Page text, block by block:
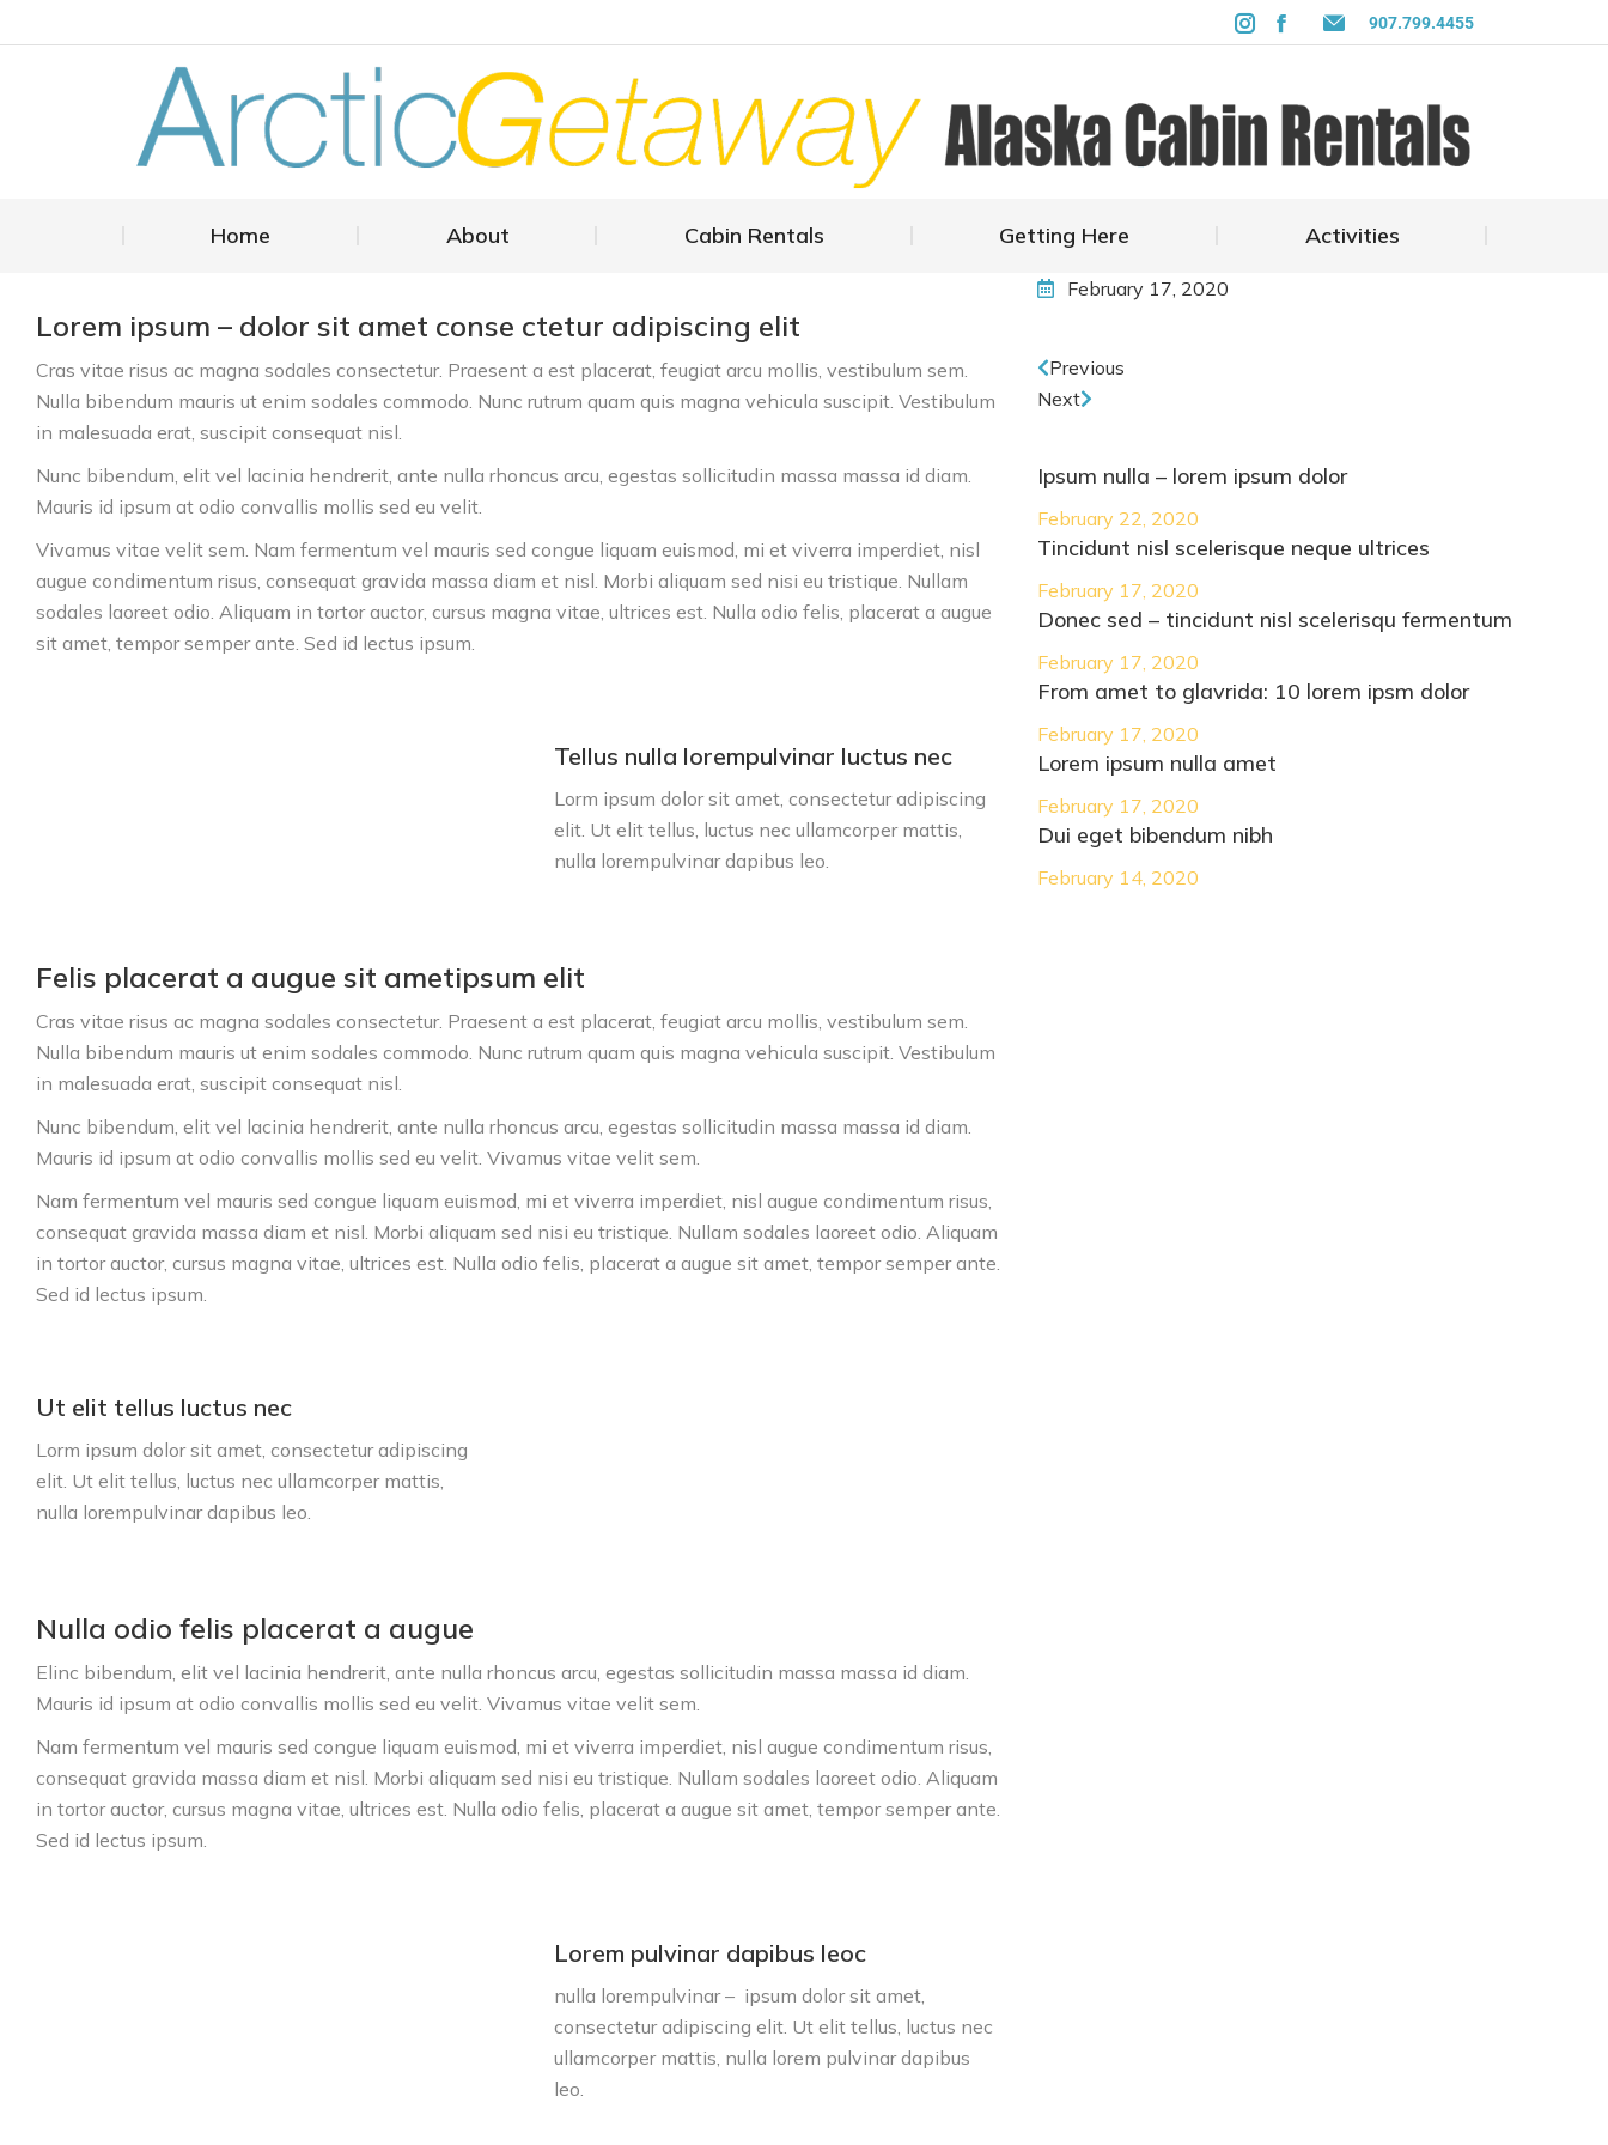
907.799.4455
Home About Cabin Rentals Getting Here Activities
Lorem ipsum – dolor sit amet conse ctetur adipiscing elit
Cras vitae risus ac magna sodales consectetur. Praesent a est placerat, feugiat arcu mollis, vestibulum sem.
Nulla bibendum mauris ut enim sodales commodo. Nunc rutrum quam quis magna vehicula suscipit. Vestibulum
in malesuada erat, suscipit consequat nisl.
Nunc bibendum, elit vel lacinia hendrerit, ante nulla rhoncus arcu, egestas sollicitudin massa massa id diam.
Mauris id ipsum at odio convallis mollis sed eu velit.
Vivamus vitae velit sem. Nam fermentum vel mauris sed congue liquam euismod, mi et viverra imperdiet, nisl
augue condimentum risus, consequat gravida massa diam et nisl. Morbi aliquam sed nisi eu tristique. Nullam
sodales laoreet odio. Aliquam in tortor auctor, cursus magna vitae, ultrices est. Nulla odio felis, placerat a augue
sit amet, tempor semper ante. Sed id lectus ipsum.
Tellus nulla lorempulvinar luctus nec
Lorm ipsum dolor sit amet, consectetur adipiscing
elit. Ut elit tellus, luctus nec ullamcorper mattis,
nulla lorempulvinar dapibus leo.
Felis placerat a augue sit ametipsum elit
Cras vitae risus ac magna sodales consectetur. Praesent a est placerat, feugiat arcu mollis, vestibulum sem.
Nulla bibendum mauris ut enim sodales commodo. Nunc rutrum quam quis magna vehicula suscipit. Vestibulum
in malesuada erat, suscipit consequat nisl.
Nunc bibendum, elit vel lacinia hendrerit, ante nulla rhoncus arcu, egestas sollicitudin massa massa id diam.
Mauris id ipsum at odio convallis mollis sed eu velit. Vivamus vitae velit sem.
Nam fermentum vel mauris sed congue liquam euismod, mi et viverra imperdiet, nisl augue condimentum risus,
consequat gravida massa diam et nisl. Morbi aliquam sed nisi eu tristique. Nullam sodales laoreet odio. Aliquam
in tortor auctor, cursus magna vitae, ultrices est. Nulla odio felis, placerat a augue sit amet, tempor semper ante.
Sed id lectus ipsum.
Ut elit tellus luctus nec
Lorm ipsum dolor sit amet, consectetur adipiscing
elit. Ut elit tellus, luctus nec ullamcorper mattis,
nulla lorempulvinar dapibus leo.
Nulla odio felis placerat a augue
Elinc bibendum, elit vel lacinia hendrerit, ante nulla rhoncus arcu, egestas sollicitudin massa massa id diam.
Mauris id ipsum at odio convallis mollis sed eu velit. Vivamus vitae velit sem.
Nam fermentum vel mauris sed congue liquam euismod, mi et viverra imperdiet, nisl augue condimentum risus,
consequat gravida massa diam et nisl. Morbi aliquam sed nisi eu tristique. Nullam sodales laoreet odio. Aliquam
in tortor auctor, cursus magna vitae, ultrices est. Nulla odio felis, placerat a augue sit amet, tempor semper ante.
Sed id lectus ipsum.
Lorem pulvinar dapibus leoc
nulla lorempulvinar – ipsum dolor sit amet,
consectetur adipiscing elit. Ut elit tellus, luctus nec
ullamcorper mattis, nulla lorem pulvinar dapibus
leo.
February 17, 2020
Previous
Next
Ipsum nulla – lorem ipsum dolor
February 22, 2020
Tincidunt nisl scelerisque neque ultrices
February 17, 2020
Donec sed – tincidunt nisl scelerisqu fermentum
February 17, 2020
From amet to glavrida: 10 lorem ipsm dolor
February 17, 2020
Lorem ipsum nulla amet
February 17, 2020
Dui eget bibendum nibh
February 14, 2020
Home About Cabin Rentals Getting Here Activities